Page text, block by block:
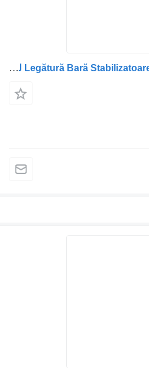
قضيب ارتكاسي Legătură Bară Stabilizatoare Axa Față لـ الشاحنات MAN 41322 RP